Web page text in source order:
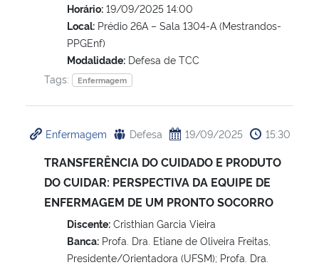
Horário: 19/09/2025 14:00
Local: Prédio 26A – Sala 1304-A (Mestrandos-
PPGEnf)
Modalidade: Defesa de TCC
Tags:
Enfermagem
Enfermagem Defesa 19/09/2025 15:30
TRANSFERÊNCIA DO CUIDADO E PRODUTO
DO CUIDAR: PERSPECTIVA DA EQUIPE DE
ENFERMAGEM DE UM PRONTO SOCORRO
Discente: Cristhian Garcia Vieira
Banca: Profa. Dra. Etiane de Oliveira Freitas,
Presidente/Orientadora (UFSM); Profa. Dra.